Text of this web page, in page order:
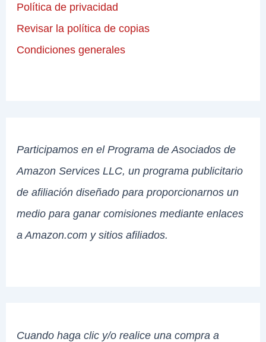
Política de privacidad
Revisar la política de copias
Condiciones generales
Participamos en el Programa de Asociados de
Amazon Services LLC, un programa publicitario
de afiliación diseñado para proporcionarnos un
medio para ganar comisiones mediante enlaces
a Amazon.com y sitios afiliados.
Cuando haga clic y/o realice una compra a